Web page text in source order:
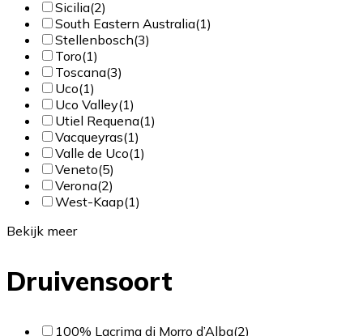
Sicilia(2)
South Eastern Australia(1)
Stellenbosch(3)
Toro(1)
Toscana(3)
Uco(1)
Uco Valley(1)
Utiel Requena(1)
Vacqueyras(1)
Valle de Uco(1)
Veneto(5)
Verona(2)
West-Kaap(1)
Bekijk meer
Druivensoort
100% Lacrima di Morro d’Alba(2)